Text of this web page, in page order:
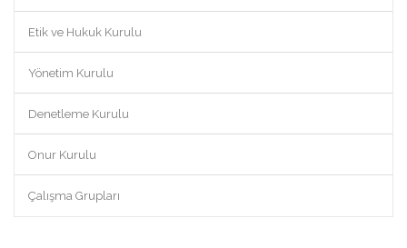
Etik ve Hukuk Kurulu
Yönetim Kurulu
Denetleme Kurulu
Onur Kurulu
Çalışma Grupları